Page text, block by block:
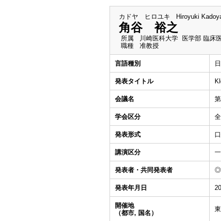
カドヤ ヒロユキ Hiroyuki
角谷 裕之
所属
川崎医科大学 医学部 臨床
職種
准教授
言語種別
発表タイトル
会議名
学会区分
発表形式
講演区分
発表者・共同発表者 ◎
発表年月日
開催地
（都市, 国名）